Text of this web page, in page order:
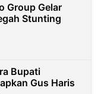
Group Gelar
Stunting
Bupati
Gus Haris